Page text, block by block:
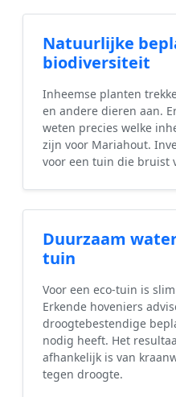
Natuurlijke
biodiversiteit
Inheemse planten
en andere dieren aan.
weten precies welke
zijn voor Mariahout.
voor een tuin die bruist
Duurzaam
tuin
Voor een eco-tuin is
Erkende hoveniers
droogtebestendige
nodig heeft. Het
afhankelijk is van
tegen droogte.